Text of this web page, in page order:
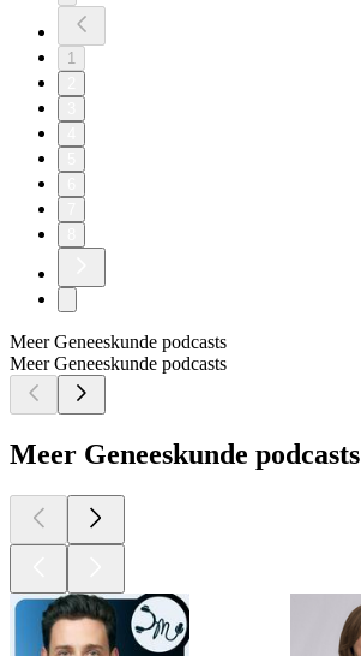
1
Meer Geneeskunde podcasts
Meer Geneeskunde podcasts
Meer Geneeskunde podcasts